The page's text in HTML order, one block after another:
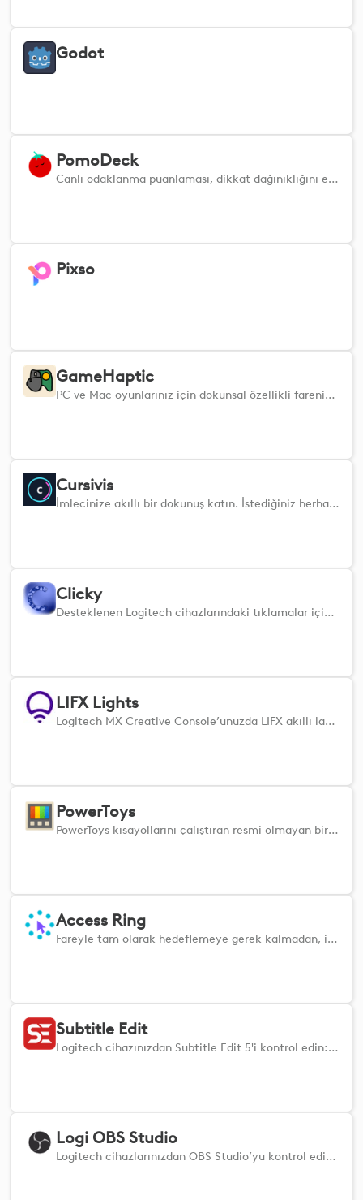
Godot
PomoDeck
Canlı odaklanma puanlaması, dikkat dağınıklığını engelleme, görev takibi ve odaklanma durumunuzu sürdürmenize yardımcı olan dokunsal uyarılar içeren derin çalışma seansları
Pixso
GameHaptic
PC ve Mac oyunlarınız için dokunsal özellikli farenize oyun kumandası benzeri dokunsal geri bildirim özelliği ekleyin. https://gamehaptic.com adresinden indirebileceğiniz GameHaptic uygulaması gereklidir Özellikler - Herhangi bir tuşu veya düğmeyi bir haptik desene atayın - Oyun başına profiller - Sürekli eylemler için basılı tutarak tekrarlama - Bekleme süresi kontrolü - Değiştirici tuşlar
Cursivis
İmlecinize akıllı bir dokunuş katın. İstediğiniz herhangi bir öğeyi seçin, MX tetikleyicisine basın ve bağlamı sorunsuz bir şekilde eyleme dönüştürün
Clicky
Desteklenen Logitech cihazlarındaki tıklamalar için ücretsiz arka plan dokunsal geri bildirim. Logi Options+ ile sıkı bir işbirliği içinde geliştirilmiştir.
LIFX Lights
Logitech MX Creative Console’unuzda LIFX akıllı lambalar için dokunsal kontrol. Parlaklığı, sıcaklığı ve rengi ayarlayın.
PowerToys
PowerToys kısayollarını çalıştıran resmi olmayan bir eklenti.
Access Ring
Fareyle tam olarak hedeflemeye gerek kalmadan, imlecinizin yakınındaki kullanıcı arayüzü öğelerini keşfedin ve bunları çalıştırın.
Subtitle Edit
Logitech cihazınızdan Subtitle Edit 5'i kontrol edin: Oynatma, zamanlama, satır ve metin işlemleri, 26 dilde. Subtitle Edit 5 gereklidir. Destek: [GitHub](https://github.com/muaz978/subtitleedit-logi-plugin)
Logi OBS Studio
Logitech cihazlarınızdan OBS Studio’yu kontrol edin, sahneler arasında geçiş yapın, kaynakları değiştirin ve klavyeye dokunmadan miksaj konsolunuzu kullanın.